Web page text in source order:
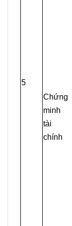
5
Chứng
minh
tài
chính